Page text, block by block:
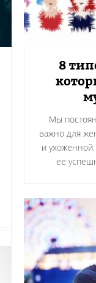
8
Мы
важно для
и ухоженной.
ее